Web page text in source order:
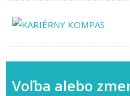
Voľba alebo